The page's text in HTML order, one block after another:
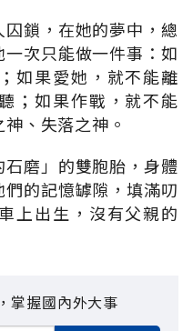
鎖，在她的夢中，總
次只能做一件事：如
如果愛她，就不能離
；如果作戰，就不能
、失落之神。
磨」的雙胞胎，身體
的記憶罅隙，填滿叨
上出生，沒有父親的
掌握國內外大事